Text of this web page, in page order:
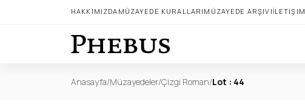
HAKKIMIZDA MÜZAYEDE KURALLARI MÜZAYEDE ARŞIVIİLETIŞIM
Anasayfa/Müzayedeler/Çizgi Roman/Lot : 44